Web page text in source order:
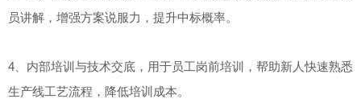
员讲解，增强方案说服力，提升中标概率。
4、内部培训与技术交底，用于员工岗前培训，帮助新人快速熟悉
生产线工艺流程，降低培训成本。